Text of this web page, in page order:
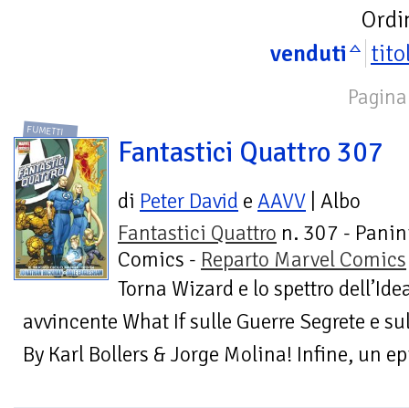
venduti
FUMETTI
Fantastici Quattro 307
di Peter David e AAVV | Albo
Fantastici Quattro n. 307 -
Comics - Reparto Marvel Comics
Torna Wizard e lo spettro
avvincente What If sulle Guerre Segrete e
By Karl Bollers & Jorge Molina! Infine, un